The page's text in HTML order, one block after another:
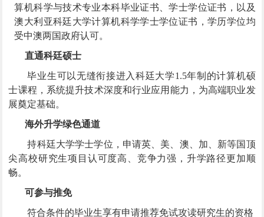
算机科学与技术专业本科毕业证书、学士学位证书，以及
澳大利亚科廷大学计算机科学学士学位证书 ，学历学位均
受中澳两国政府认可。
直通科廷硕士
毕业生可以无缝衔接进入科廷大学1.5年制的计算机硕
士课程，系统提升技术深度和行业应用能力，为高端职业发
展奠定基础。
海外升学绿色通道
持科廷大学学士学位，申请英、美、澳、加、新等国顶
尖高校研究生项目认可度高、竞争力强，升学路径更加顺
畅。
可参与推免
符合条件的毕业生享有申请推荐免试攻读研究生的资格